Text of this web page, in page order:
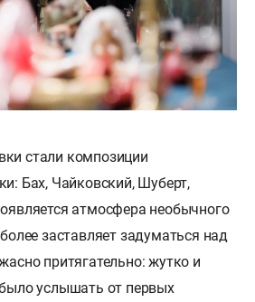
стали композиции
Бах, Чайковский, Шуберт,
атмосфера необычного
заставляет задуматься над
притягательно: жутко и
услышать от первых